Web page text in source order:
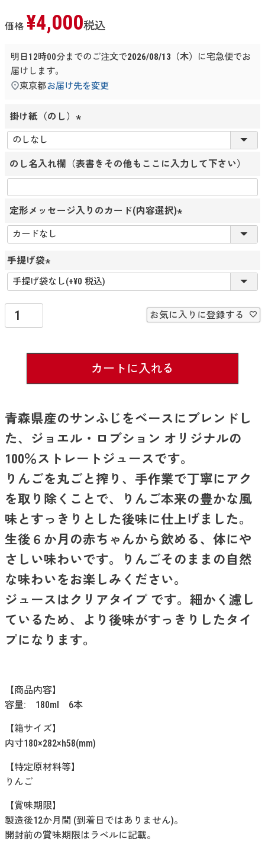
価格 ¥4,000税込
明日 12時00分までのご注文で2026/08/13（木） に宅急便でお
届けします。
東京都お届け先を変更
掛け紙（のし）
(
必
須
)
のし名入れ欄（表書きその他もここに入力して下さい）
定形メッセージ入りのカード(内容選択)
(
必
)
手提げ袋
(
必
お気に入りに登録する
カートに入れる
青森県産のサンふじをベースにブレンドし
た、ジョエル・ロブション オリジナルの
100％ストレートジュースです。
りんごを丸ごと搾り、手作業で丁寧にアク
を取り除くことで、りんご本来の豊かな風
味とすっきりとした後味に仕上げました。
生後６か月の赤ちゃんから飲める、体にや
さしい味わいです。りんごそのままの自然
な味わいをお楽しみください。
ジュースはクリアタイプ です。細かく濾し
ているため、より後味がすっきりしたタイ
プになります。
【商品内容】
容量: 180ml 6本
【箱サイズ】
内寸180×282×h58(mm)
【特定原材料等】
りんご
【賞味期限】
製造後12か月間 (到着日ではありません)。
開封前の賞味期限はラベルに記載。